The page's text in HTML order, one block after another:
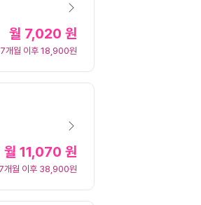
월 7,020 원
개월 이후 18,900원
월 11,070 원
개월 이후 38,900원